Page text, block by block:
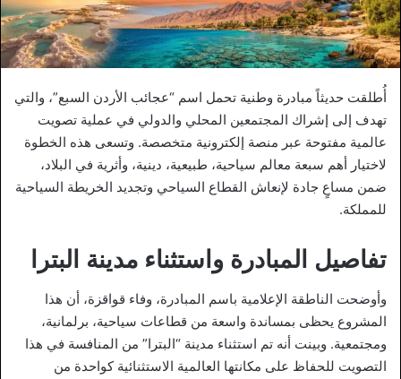
أُطلقت حديثاً مبادرة وطنية تحمل اسم “عجائب الأردن السبع”، والتي
تهدف إلى إشراك المجتمعين المحلي والدولي في عملية تصويت
عالمية مفتوحة عبر منصة إلكترونية متخصصة. وتسعى هذه الخطوة
لاختيار أهم سبعة معالم سياحية، طبيعية، دينية، وأثرية في البلاد،
ضمن مساعٍ جادة لإنعاش القطاع السياحي وتجديد الخريطة السياحية
للمملكة.
تفاصيل المبادرة واستثناء مدينة البترا
وأوضحت الناطقة الإعلامية باسم المبادرة، وفاء قواقزة، أن هذا
المشروع يحظى بمساندة واسعة من قطاعات سياحية، برلمانية،
ومجتمعية. وبينت أنه تم استثناء مدينة “البترا” من المنافسة في هذا
التصويت للحفاظ على مكانتها العالمية الاستثنائية كواحدة من